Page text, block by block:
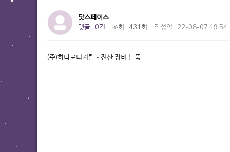
닷스페이스
댓글 : 0건
조회 : 431회 작성일 : 22-08-07 19:54
(주)하나로디지탈 - 전산 장비 납품